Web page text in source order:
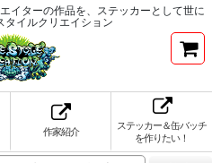
イターの作品を、ステッカーとして世に
タイルクリエイション
作家紹介
ステッカー＆缶バッチ
を作りたい！